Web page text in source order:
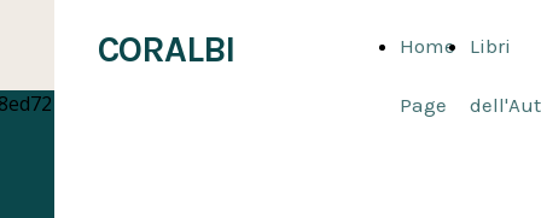
Home
Page
Libri
CORALBI